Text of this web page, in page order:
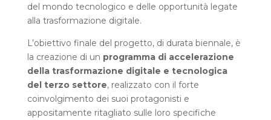
del mondo tecnologico e delle opportunità legate
alla trasformazione digitale.
L’obiettivo finale del progetto, di durata biennale, è
la creazione di un programma di accelerazione
della trasformazione digitale e tecnologica
del terzo settore, realizzato con il forte
coinvolgimento dei suoi protagonisti e
appositamente ritagliato sulle loro specifiche